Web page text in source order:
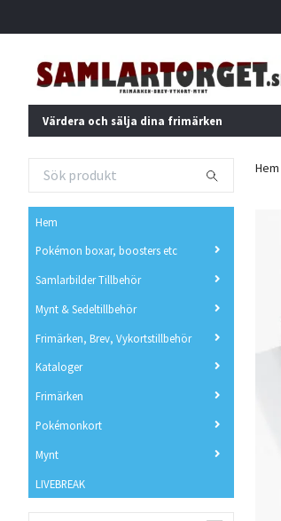
Värdera och sälja dina frimärken
Hem
Pokémon boxar, boosters etc
Samlarbilder Tillbehör
Mynt & Sedeltillbehör
Frimärken, Brev, Vykortstillbehör
Kataloger
Frimärken
Pokémonkort
Mynt
LIVEBREAK
Hem